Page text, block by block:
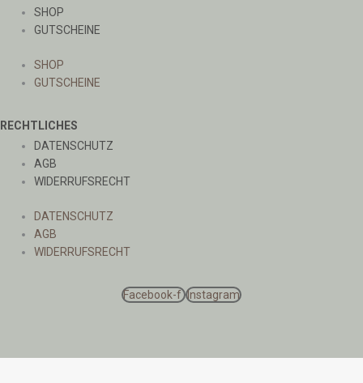
SHOP
GUTSCHEINE
SHOP
GUTSCHEINE
RECHTLICHES
DATENSCHUTZ
AGB
WIDERRUFSRECHT
DATENSCHUTZ
AGB
WIDERRUFSRECHT
Facebook-f Instagram